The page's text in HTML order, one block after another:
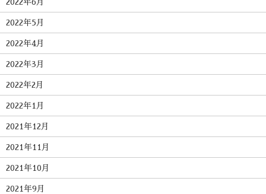
2022年6月
2022年5月
2022年4月
2022年3月
2022年2月
2022年1月
2021年12月
2021年11月
2021年10月
2021年9月